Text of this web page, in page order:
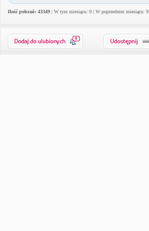
Ilość pobrań: 43349 | W tym miesiącu: 0 | W poprzednim miesiącu: 9
0